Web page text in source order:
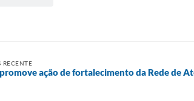
ação de fortalecimento da Rede de